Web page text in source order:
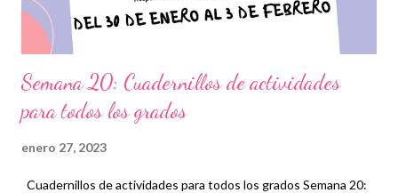
actividades recordando que, para ...
Semana 20: Cuadernillos de actividades
para todos los grados
enero 27, 2023
Cuadernillos de actividades para todos los grados Semana 20: